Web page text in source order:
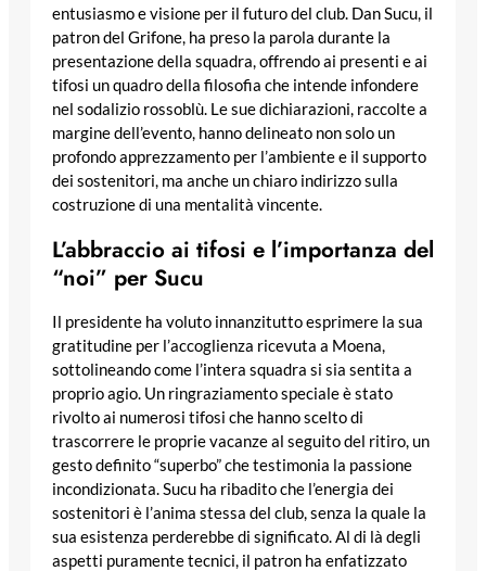
entusiasmo e visione per il futuro del club. Dan Sucu, il
patron del Grifone, ha preso la parola durante la
presentazione della squadra, offrendo ai presenti e ai
tifosi un quadro della filosofia che intende infondere
nel sodalizio rossoblù. Le sue dichiarazioni, raccolte a
margine dell’evento, hanno delineato non solo un
profondo apprezzamento per l’ambiente e il supporto
dei sostenitori, ma anche un chiaro indirizzo sulla
costruzione di una mentalità vincente.
L’abbraccio ai tifosi e l’importanza del
“noi” per Sucu
Il presidente ha voluto innanzitutto esprimere la sua
gratitudine per l’accoglienza ricevuta a Moena,
sottolineando come l’intera squadra si sia sentita a
proprio agio. Un ringraziamento speciale è stato
rivolto ai numerosi tifosi che hanno scelto di
trascorrere le proprie vacanze al seguito del ritiro, un
gesto definito “superbo” che testimonia la passione
incondizionata. Sucu ha ribadito che l’energia dei
sostenitori è l’anima stessa del club, senza la quale la
sua esistenza perderebbe di significato. Al di là degli
aspetti puramente tecnici, il patron ha enfatizzato